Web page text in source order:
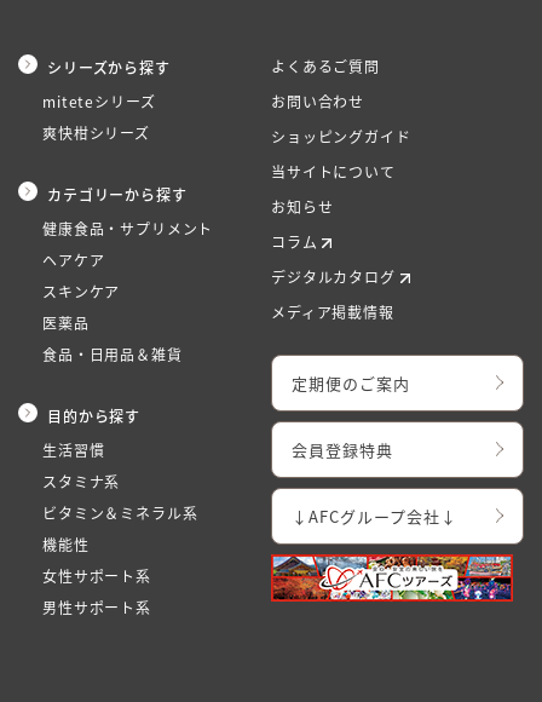
シリーズから探す
miteteシリーズ
爽快柑シリーズ
カテゴリーから探す
健康食品・サプリメント
ヘアケア
スキンケア
医薬品
食品・日用品＆雑貨
目的から探す
生活習慣
スタミナ系
ビタミン＆ミネラル系
機能性
女性サポート系
男性サポート系
よくあるご質問
お問い合わせ
ショッピングガイド
当サイトについて
お知らせ
コラム
デジタルカタログ
メディア掲載情報
定期便のご案内
会員登録特典
↓AFCグループ会社↓